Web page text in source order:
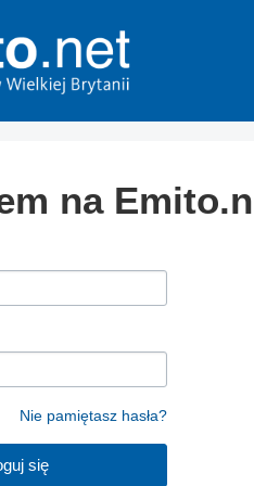
na
Nie pamiętasz hasła?
się